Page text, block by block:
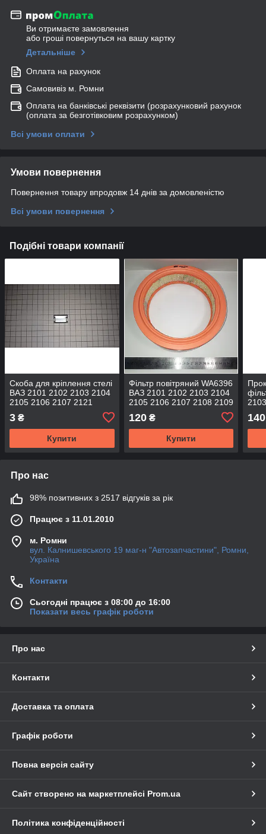
Ви отримаєте замовлення
або гроші повернуться на вашу картку
Детальніше
Оплата на рахунок
Самовивіз м. Ромни
Оплата на банківські реквізити (розрахунковий рахунок
(оплата за безготівковим розрахунком)
Всі умови оплати
Умови повернення
Повернення товару впродовж 14 днів за домовленістю
Всі умови повернення
Подібні товари компанії
Скоба для кріплення стелі
ВАЗ 2101 2102 2103 2104
2105 2106 2107 2121
3 ₴
Купити
Фільтр повітряний WA6396
ВАЗ 2101 2102 2103 2104
2105 2106 2107 2108 2109
1102 Москвич WIX
120₴
Купити
140
Про нас
98% позитивних з 2517 відгуків за рік
Працює з 11.01.2010
м. Ромни
вул. Калнишевського 19 маг-н "Автозапчастини", Ромни,
Україна
Контакти
Сьогодні працює з 08:00 до 16:00
Показати весь графік роботи
Про нас
Контакти
Доставка та оплата
Графік роботи
Повна версія сайту
Сайт створено на маркетплейсі Prom.ua
Політика конфіденційності